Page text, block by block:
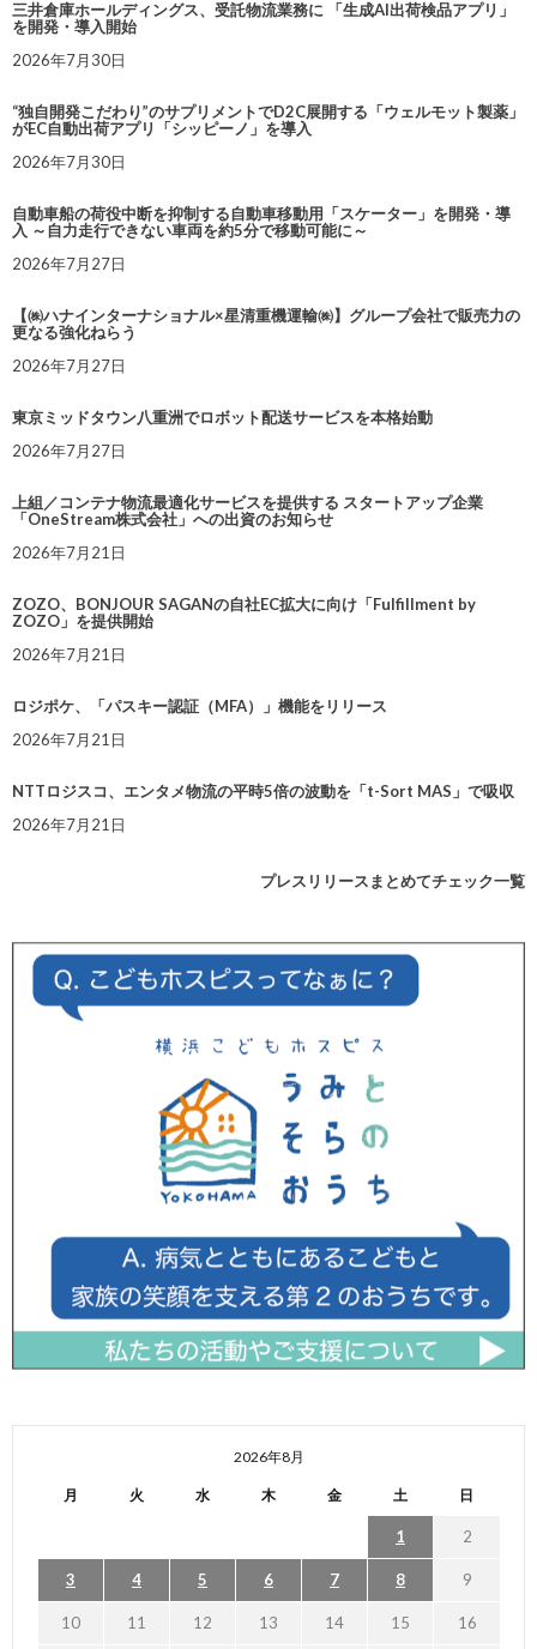
三井倉庫ホールディングス、受託物流業務に 「生成AI出荷検品アプリ」
を開発・導入開始
2026年7月30日
“独自開発こだわり”のサプリメントでD2C展開する「ウェルモット製薬」
がEC自動出荷アプリ「シッピーノ」を導入
2026年7月30日
自動車船の荷役中断を抑制する自動車移動用「スケーター」を開発・導
入 ～自力走行できない車両を約5分で移動可能に～
2026年7月27日
【㈱ハナインターナショナル×星清重機運輸㈱】グループ会社で販売力の
更なる強化ねらう
2026年7月27日
東京ミッドタウン八重洲でロボット配送サービスを本格始動
2026年7月27日
上組／コンテナ物流最適化サービスを提供する スタートアップ企業
「OneStream株式会社」への出資のお知らせ
2026年7月21日
ZOZO、BONJOUR SAGANの自社EC拡大に向け「Fulfillment by
ZOZO」を提供開始
2026年7月21日
ロジポケ、「パスキー認証（MFA）」機能をリリース
2026年7月21日
NTTロジスコ、エンタメ物流の平時5倍の波動を「t-Sort MAS」で吸収
2026年7月21日
プレスリリースまとめてチェック一覧
2026年8月
月 火 水 木 金 土 日
1 2
3 4 5 6 7 8 9
10 11 12 13 14 15 16